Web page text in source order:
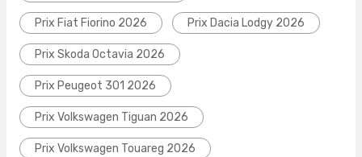
Prix Fiat Fiorino 2026 Prix Dacia Lodgy 2026
Prix Skoda Octavia 2026
Prix Peugeot 301 2026
Prix Volkswagen Tiguan 2026
Prix Volkswagen Touareg 2026